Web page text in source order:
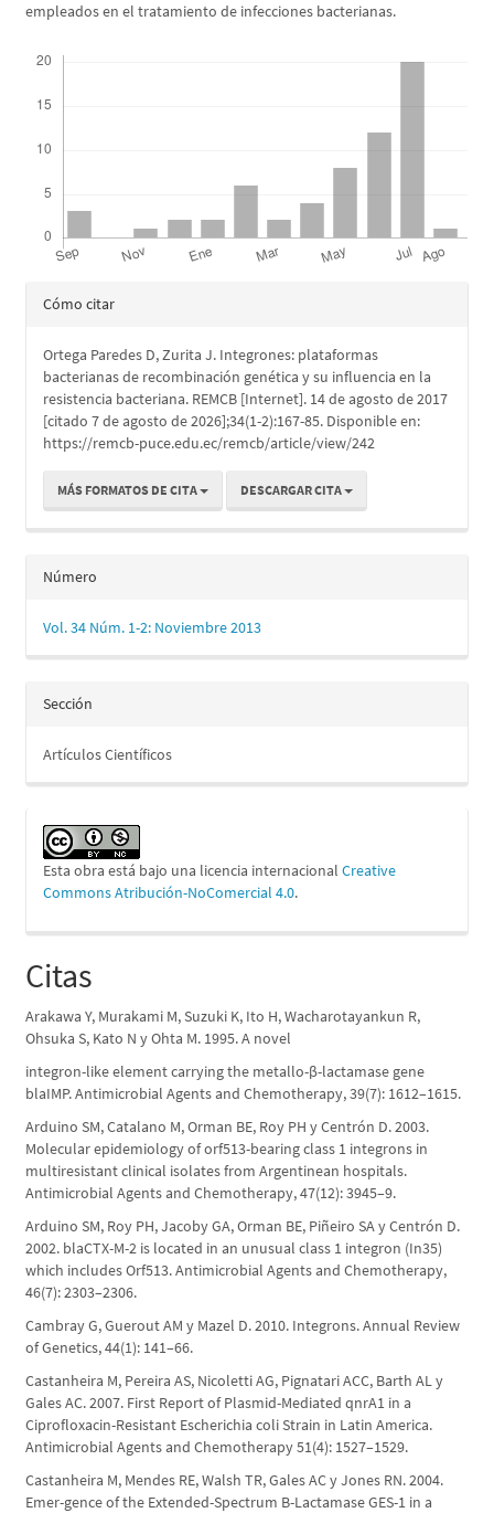
empleados en el tratamiento de infecciones bacterianas.
Detalles
artículo
Cómo citar
Ortega Paredes D, Zurita J. Integrones: plataformas
bacterianas de recombinación genética y su influencia en la
resistencia bacteriana. REMCB [Internet]. 14 de agosto de 2017
[citado 7 de agosto de 2026];34(1-2):167-85. Disponible en:
https://remcb-puce.edu.ec/remcb/article/view/242
MÁS FORMATOS DE CITA DESCARGAR CITA
Número
Vol. 34 Núm. 1-2: Noviembre 2013
Sección
Artículos Científicos
Esta obra está bajo una licencia internacionalCreative
Commons Atribución-NoComercial 4.0.
Citas
Arakawa Y, Murakami M, Suzuki K, Ito H, Wacharotayankun R,
Ohsuka S, Kato N y Ohta M. 1995. A novel
integron-like element carrying the metallo-β-lactamase gene
blaIMP. Antimicrobial Agents and Chemotherapy, 39(7): 1612–1615.
Arduino SM, Catalano M, Orman BE, Roy PH y Centrón D. 2003.
Molecular epidemiology of orf513-bearing class 1 integrons in
multiresistant clinical isolates from Argentinean hospitals.
Antimicrobial Agents and Chemotherapy, 47(12): 3945–9.
Arduino SM, Roy PH, Jacoby GA, Orman BE, Piñeiro SA y Centrón D.
2002. blaCTX-M-2 is located in an unusual class 1 integron (In35)
which includes Orf513. Antimicrobial Agents and Chemotherapy,
46(7): 2303–2306.
Cambray G, Guerout AM y Mazel D. 2010. Integrons. Annual Review
of Genetics, 44(1): 141–66.
Castanheira M, Pereira AS, Nicoletti AG, Pignatari ACC, Barth AL y
Gales AC. 2007. First Report of Plasmid-Mediated qnrA1 in a
Ciprofloxacin-Resistant Escherichia coli Strain in Latin America.
Antimicrobial Agents and Chemotherapy 51(4): 1527–1529.
Castanheira M, Mendes RE, Walsh TR, Gales AC y Jones RN. 2004.
Emer-gence of the Extended-Spectrum B-Lactamase GES-1 in a